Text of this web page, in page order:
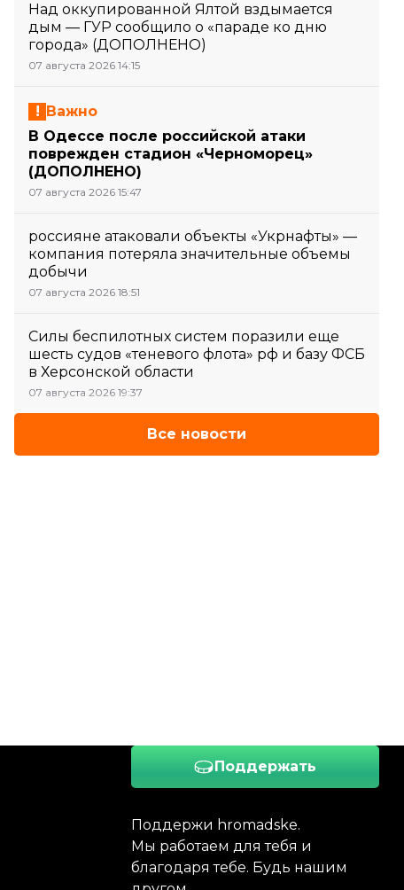
Над оккупированной Ялтой вздымается
дым — ГУР сообщило о «параде ко дню
города» (ДОПОЛНЕНО)
07 августа 2026 14:15
Важно
В Одессе после российской атаки
поврежден стадион «Черноморец»
(ДОПОЛНЕНО)
07 августа 2026 15:47
россияне атаковали объекты «Укрнафты» —
компания потеряла значительные объемы
добычи
07 августа 2026 18:51
Силы беспилотных систем поразили еще
шесть судов «теневого флота» рф и базу ФСБ
в Херсонской области
07 августа 2026 19:37
Все новости
Поддержать
Поддержи hromadske.
Мы работаем для тебя и
благодаря тебе. Будь нашим